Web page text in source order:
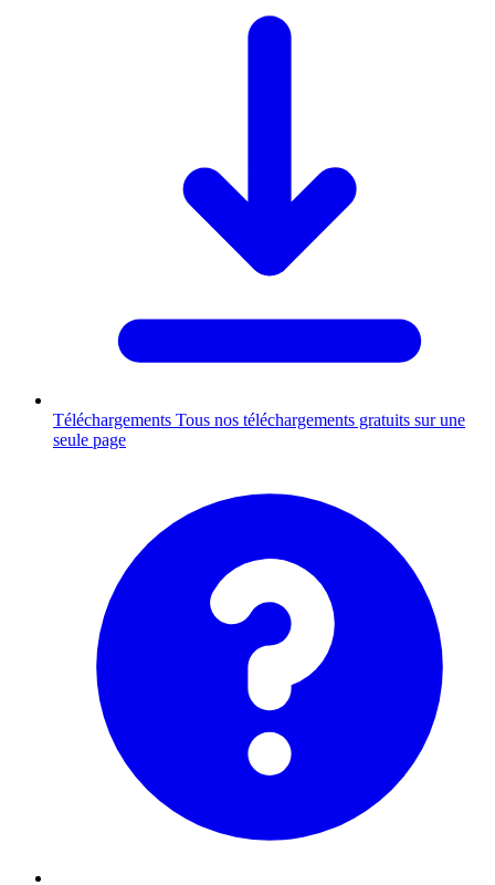
Téléchargements Tous nos téléchargements gratuits sur une
seule page